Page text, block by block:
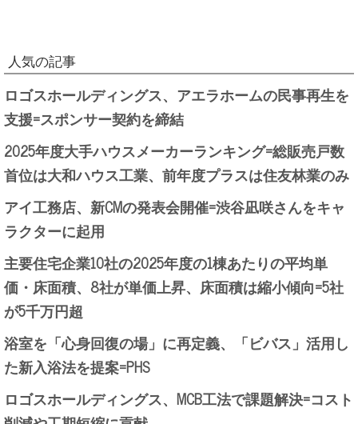
人気の記事
ロゴスホールディングス、アエラホームの民事再生を
支援=スポンサー契約を締結
2025年度大手ハウスメーカーランキング=総販売戸数
首位は大和ハウス工業、前年度プラスは住友林業のみ
アイ工務店、新CMの発表会開催=渋谷凪咲さんをキャ
ラクターに起用
主要住宅企業10社の2025年度の1棟あたりの平均単
価・床面積、8社が単価上昇、床面積は縮小傾向=5社
が5千万円超
浴室を「心身回復の場」に再定義、「ビバス」活用し
た新入浴法を提案=PHS
ロゴスホールディングス、MCB工法で課題解決=コスト